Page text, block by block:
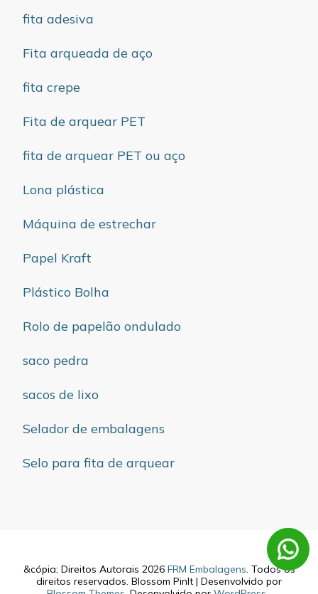
fita adesiva
Fita arqueada de aço
fita crepe
Fita de arquear PET
fita de arquear PET ou aço
Lona plástica
Máquina de estrechar
Papel Kraft
Plástico Bolha
Rolo de papelão ondulado
saco pedra
sacos de lixo
Selador de embalagens
Selo para fita de arquear
&cópia; Direitos Autorais 2026 FRM Embalagens. Todos os
direitos reservados. Blossom PinIt | Desenvolvido por